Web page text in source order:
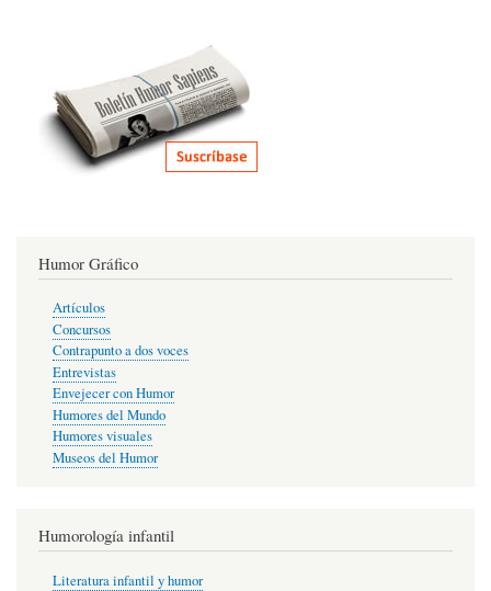
Humor Gráfico
Artículos
Concursos
Contrapunto a dos voces
Entrevistas
Envejecer con Humor
Humores del Mundo
Humores visuales
Museos del Humor
Humorología infantil
Literatura infantil y humor